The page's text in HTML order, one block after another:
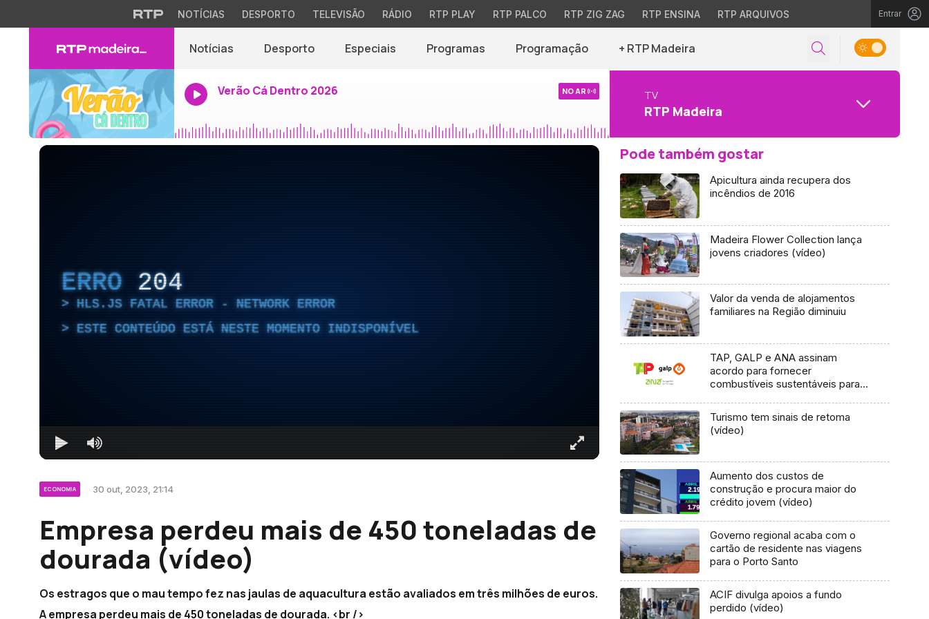
NOTÍCIAS DESPORTO TELEVISÃO RÁDIO RTP PLAY RTP PALCO RTP ZIG ZAG RTP ENSINA RTP ARQUIVOS Entrar
Notícias Desporto Especiais Programas Programação + RTP Madeira
Verão Cá Dentro 2026 NO AR TV
RTP Madeira
ERRO 204
HLS.JS FATAL ERROR - NETWORK ERROR
ESTE CONTEÚDO ESTÁ NESTE MOMENTO INDISPONÍVEL
ECONOMIA 30 out, 2023, 21:14
Empresa perdeu mais de 450 toneladas de
dourada (vídeo)
Os estragos que o mau tempo fez nas jaulas de aquacultura estão avaliados em três milhões de euros.
A empresa perdeu mais de 450 toneladas de dourada. <br />
Pode também gostar
Apicultura ainda recupera dos
incêndios de 2016
Madeira Flower Collection lança
jovens criadores (vídeo)
Valor da venda de alojamentos
familiares na Região diminuiu
TAP, GALP e ANA assinam
acordo para fornecer
combustíveis sustentáveis para
Turismo tem sinais de retoma
(vídeo)
Aumento dos custos de
construção e procura maior do
crédito jovem (vídeo)
Governo regional acaba com o
cartão de residente nas viagens
para o Porto Santo
ACIF divulga apoios a fundo
perdido (vídeo)